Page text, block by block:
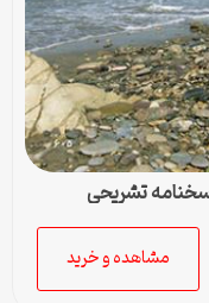
تشریحی
مشاهده و خرید